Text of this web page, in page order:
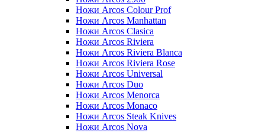
Ножи Arcos Colour Prof
Ножи Arcos Manhattan
Ножи Arcos Clasica
Ножи Arcos Riviera
Ножи Arcos Riviera Blanca
Ножи Arcos Riviera Rose
Ножи Arcos Universal
Ножи Arcos Duo
Ножи Arcos Menorca
Ножи Arcos Monaco
Ножи Arcos Steak Knives
Ножи Arcos Nova